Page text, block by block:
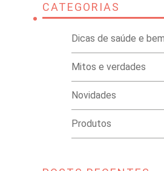
CATEGORIAS
Dicas de saúde e
Mitos e verdades
Novidades
Produtos